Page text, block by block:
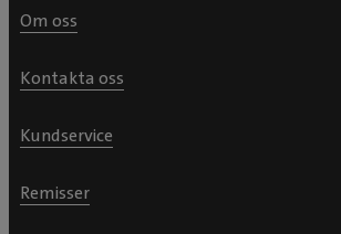
Om oss
Kontakta oss
Kundservice
Remisser